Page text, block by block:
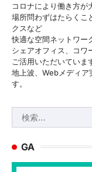
コロナにより働き方が
場所問わずはたらくこ
クスなど
快適な空間ネットワー
シェアオフィス、コワ
ご活用いただいていま
地上波、Webメディア
す。
索:
GA